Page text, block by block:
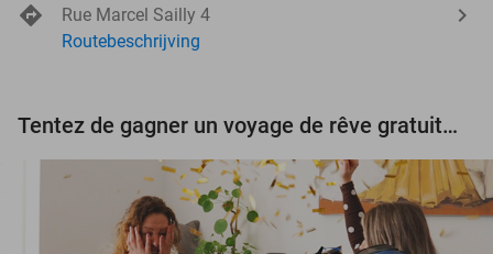
Rue Marcel Sailly 4
Routebeschrijving
Tentez de gagner un voyage de rêve gratuit d'une valeur de 3.000 € !